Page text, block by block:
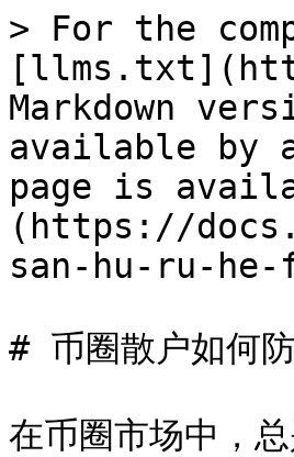
> For the
Markdown
available by
page is
(https://
san-hu-ru-
# 币圈散户如何
在币圈市场中，